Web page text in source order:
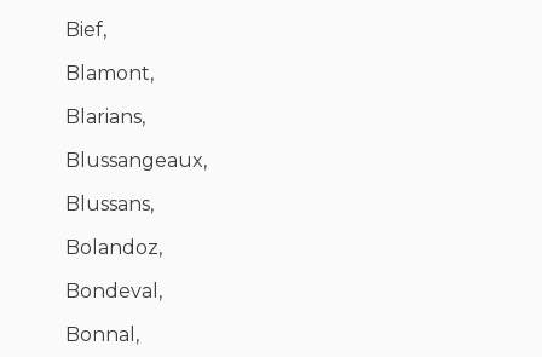
Bief,
Blamont,
Blarians,
Blussangeaux,
Blussans,
Bolandoz,
Bondeval,
Bonnal,